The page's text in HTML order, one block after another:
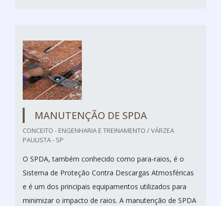
MANUTENÇÃO DE SPDA
CONCEITO - ENGENHARIA E TREINAMENTO / VÁRZEA
PAULISTA - SP
O SPDA, também conhecido como para-raios, é o
Sistema de Proteção Contra Descargas Atmosféricas
e é um dos principais equipamentos utilizados para
minimizar o impacto de raios. A manutenção de SPDA